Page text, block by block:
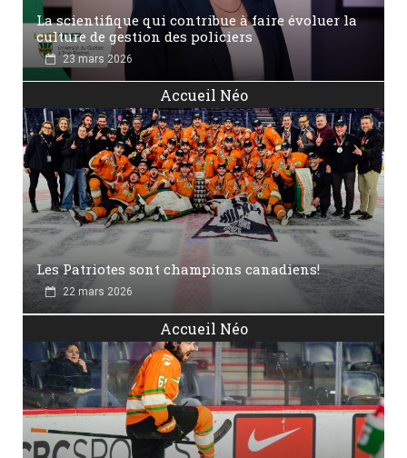
La scientifique qui contribue à faire évoluer la
culture de gestion des policiers
23 mars 2026
Accueil Néo
Les Patriotes sont champions canadiens!
22 mars 2026
Accueil Néo